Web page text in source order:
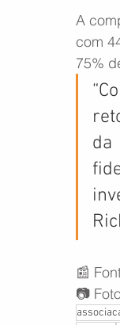
A
com
75%
da
📰
📷